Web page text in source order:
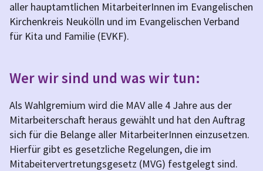
aller hauptamtlichen MitarbeiterInnen im Evangelischen
Kirchenkreis Neukölln und im Evangelischen Verband
für Kita und Familie (EVKF).
Wer wir sind und was wir tun:
Als Wahlgremium wird die MAV alle 4 Jahre aus der
Mitarbeiterschaft heraus gewählt und hat den Auftrag
sich für die Belange aller MitarbeiterInnen einzusetzen.
Hierfür gibt es gesetzliche Regelungen, die im
Mitabeitervertretungsgesetz (MVG) festgelegt sind.